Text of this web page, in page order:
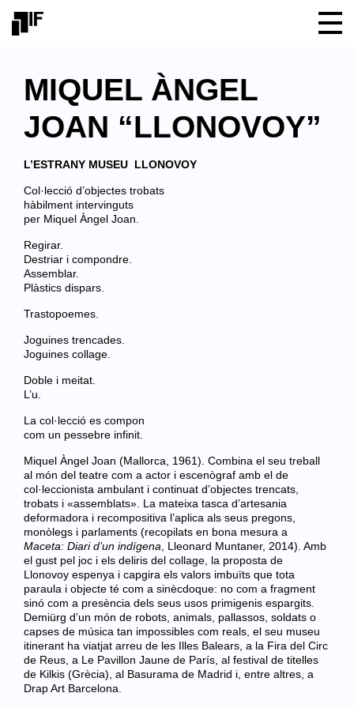
MIQUEL ÀNGEL
JOAN “LLONOVOY”
L’ESTRANY MUSEU LLONOVOY
Col·lecció d’objectes trobats
hàbilment intervinguts
per Miquel Àngel Joan.
Regirar.
Destriar i compondre.
Assemblar.
Plàstics dispars.
Trastopoemes.
Joguines trencades.
Joguines collage.
Doble i meitat.
L’u.
La col·lecció es compon
com un pessebre infinit.
Miquel Àngel Joan (Mallorca, 1961). Combina el seu treball
al món del teatre com a actor i escenògraf amb el de
col·leccionista ambulant i continuat d’objectes trencats,
trobats i «assemblats». La mateixa tasca d’artesania
deformadora i recompositiva l’aplica als seus pregons,
monòlegs i parlaments (recopilats en bona mesura a
Maceta: Diari d’un indígena , Lleonard Muntaner, 2014). Amb
el gust pel joc i els deliris del collage, la proposta de
Llonovoy espenya i capgira els valors imbuïts que tota
paraula i objecte té com a sinècdoque: no com a fragment
sinó com a presència dels seus usos primigenis espargits.
Demiürg d’un món de robots, animals, pallassos, soldats o
capses de música tan impossibles com reals, el seu museu
itinerant ha viatjat arreu de les Illes Balears, a la Fira del Circ
de Reus, a Le Pavillon Jaune de París, al festival de titelles
de Kilkis (Grècia), al Basurama de Madrid i, entre altres, a
Drap Art Barcelona.